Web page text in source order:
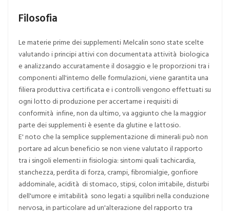
Filosofia
Le materie prime dei supplementi Melcalin sono state scelte
valutando i principi attivi con documentata attività biologica
e analizzando accuratamente il dosaggio e le proporzioni tra i
componenti all'interno delle formulazioni, viene garantita una
filiera produttiva certificata e i controlli vengono effettuati su
ogni lotto di produzione per accertarne i requisiti di
conformità infine, non da ultimo, va aggiunto che la maggior
parte dei supplementi è esente da glutine e lattosio.
E' noto che la semplice supplementazione di minerali può non
portare ad alcun beneficio se non viene valutato il rapporto
tra i singoli elementi in fisiologia: sintomi quali tachicardia,
stanchezza, perdita di forza, crampi, fibromialgie, gonfiore
addominale, acidità di stomaco, stipsi, colon irritabile, disturbi
dell'umore e irritabilità sono legati a squilibri nella conduzione
nervosa, in particolare ad un'alterazione del rapporto tra